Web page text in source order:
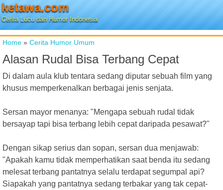
ketawa.com
Cerita Lucu dan Humor Indonesia
Home » Cerita Humor Umum
Alasan Rudal Bisa Terbang Cepat
Di dalam aula klub tentara sedang diputar sebuah film yang
khusus memperkenalkan berbagai jenis senjata.
Sersan mayor menanya: "Mengapa sebuah rudal tidak
bersayap tapi bisa terbang lebih cepat daripada pesawat?"
Dengan sikap serius dan sopan, sersan dua menjawab:
"Apakah kamu tidak memperhatikan saat benda itu sedang
melesat terbang pantatnya selalu terdapat segumpal api?
Siapakah yang pantatnya sedang terbakar yang tak cepat-